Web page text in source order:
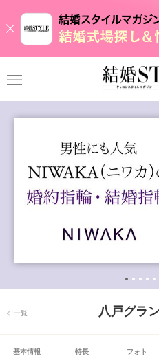
一覧 八戸グラ
基本情報 特長 フォト